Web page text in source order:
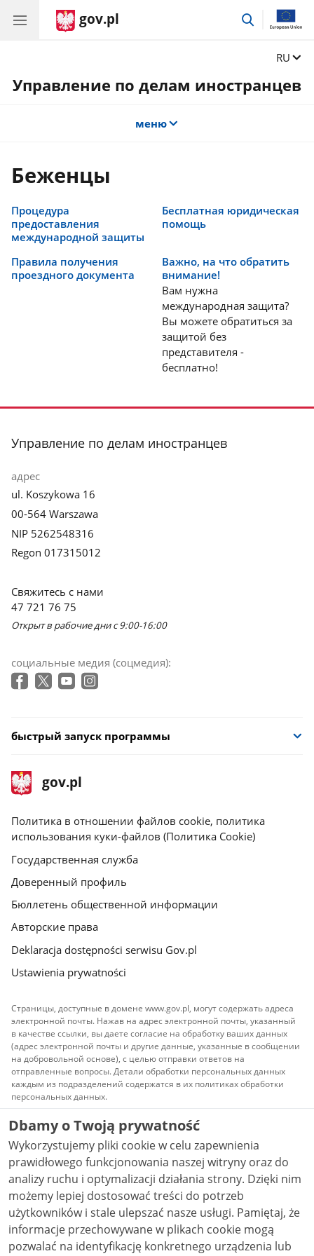
gov.pl поиск
RU
Управление по делам иностранцев
меню
Беженцы
Процедура
предоставления
международной защиты
Бесплатная юридическая
помощь
Правила получения
проездного документа
Важно, на что обратить
внимание!
Вам нужна
международная защита?
Вы можете обратиться за
защитой без
представителя -
бесплатно!
stopka
Управление по делам иностранцев
адрес
ul. Koszykowa 16
00-564 Warszawa
NIP 5262548316
Regon 017315012
Свяжитесь с нами
47 721 76 75
Открыт в рабочие дни с 9:00-16:00
социальные медия (соцмедия):
быстрый запуск программы
stopka
gov.pl
Главная
gov.pl
gov.pl
Политика в отношении файлов cookie, политика
использования куки-файлов (Политика Cookie)
Государственная служба
Доверенный профиль
Бюллетень общественной информации
Авторские права
Deklaracja dostępności serwisu Gov.pl
Ustawienia prywatności
Страницы, доступные в домене www.gov.pl, могут содержать адреса
электронной почты. Нажав на адрес электронной почты, указанный
в качестве ссылки, вы даете согласие на обработку ваших данных
(адрес электронной почты и другие данные, указанные в сообщении
на добровольной основе), с целью отправки ответов на
отправленные вопросы. Детали обработки персональных данных
каждым из подразделений содержатся в их политиках обработки
персональных данных.
Весь контент, публикуемый на сайте, доступен по
лицензииАтрибуция Creative Commons 3.0 PL
(Атрибуция Творческого сообщества), если не
указано иное.
Dbamy o Twoją prywatność
Wykorzystujemy pliki cookie w celu zapewnienia
prawidłowego funkcjonowania naszej witryny oraz do
analizy ruchu i optymalizacji działania strony. Dzięki nim
możemy lepiej dostosować treści do potrzeb
użytkowników i stale ulepszać nasze usługi. Pamiętaj, że
informacje przechowywane w plikach cookie mogą
pozwalać na identyfikację konkretnego urządzenia lub